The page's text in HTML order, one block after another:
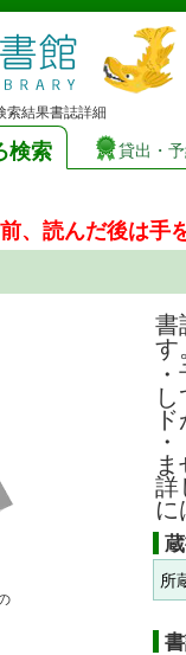
索結果書誌詳細
検索 貸出・
、読んだ後は手
書
す
詳
に
所